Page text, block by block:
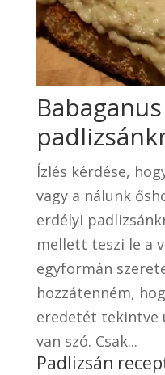
Ízlés kérdése,
vagy a nálunk
erdélyi
mellett teszi le a
egyformán
hozzátenném,
eredetét tekintve
van szó. Csak...
Padlizsán